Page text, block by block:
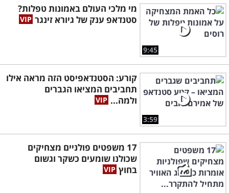
9:45
מי מלכי העולם באמונות טפלות?
סטנדאפ ענק של גיורא זינגר
3:59
קורע: הסטנדאפיסט הזה מראה אילו
תחביבים המציאו הגברים
ולמה...
17 משפטים פולניים מצחיקים
שכולנו שומעים כשקר וגשום
בחוץ